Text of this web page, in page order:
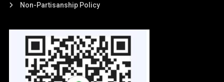
Non-Partisanship Policy